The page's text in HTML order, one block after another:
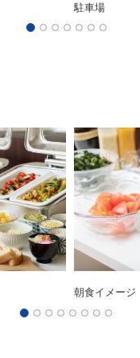
駐車場
朝食イメージ